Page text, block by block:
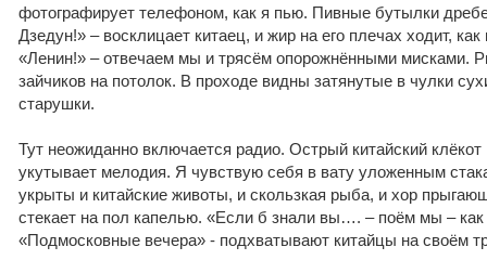
фотографирует телефоном, как я пью. Пивные бутылки
Дзедун!» – восклицает китаец, и жир на его плечах ходит,
«Ленин!» – отвечаем мы и трясём опорожнёнными мисками.
зайчиков на потолок. В проходе видны затянутые в чулки
старушки.
Тут неожиданно включается радио. Острый китайский
укутывает мелодия. Я чувствую себя в вату уложенным
укрыты и китайские животы, и скользкая рыба, и хор
стекает на пол капелью. «Если б знали вы…. – поём мы –
«Подмосковные вечера» - подхватывают китайцы на своём